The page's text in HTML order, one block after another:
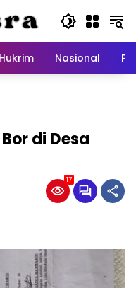
Hukrim Nasional
di Desa
17